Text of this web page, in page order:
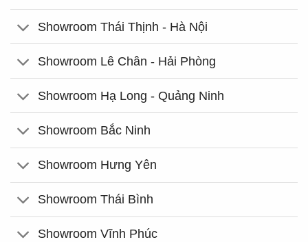
Showroom Thái Thịnh - Hà Nội
Showroom Lê Chân - Hải Phòng
Showroom Hạ Long - Quảng Ninh
Showroom Bắc Ninh
Showroom Hưng Yên
Showroom Thái Bình
Showroom Vĩnh Phúc